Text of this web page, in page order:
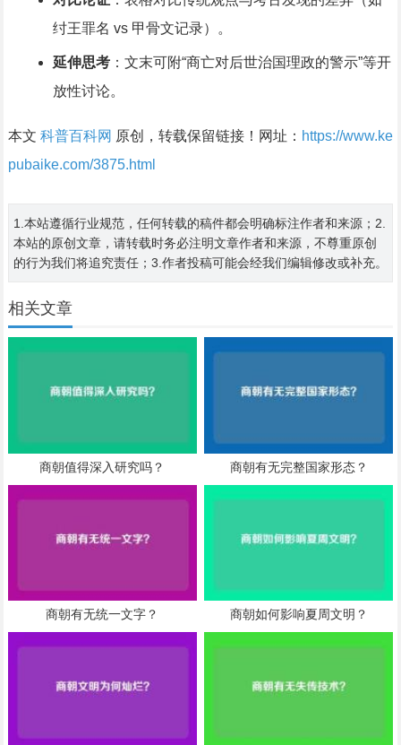
纣王罪名 vs 甲骨文记录）。
延伸思考：文末可附“商亡对后世治国理政的警示”等开
放性讨论。
本文 科普百科网 原创，转载保留链接！网址： https://www.ke
pubaike.com/3875.html
1.本站遵循行业规范，任何转载的稿件都会明确标注作者和来源；2.
本站的原创文章，请转载时务必注明文章作者和来源，不尊重原创
的行为我们将追究责任；3.作者投稿可能会经我们编辑修改或补充。
相关文章
商朝值得深入研究吗？ 商朝有无完整国家形态？
商朝有无统一文字？ 商朝如何影响夏周文明？